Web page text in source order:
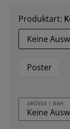
Produktart:
Keine
Poster
GRÖSSE | BXH